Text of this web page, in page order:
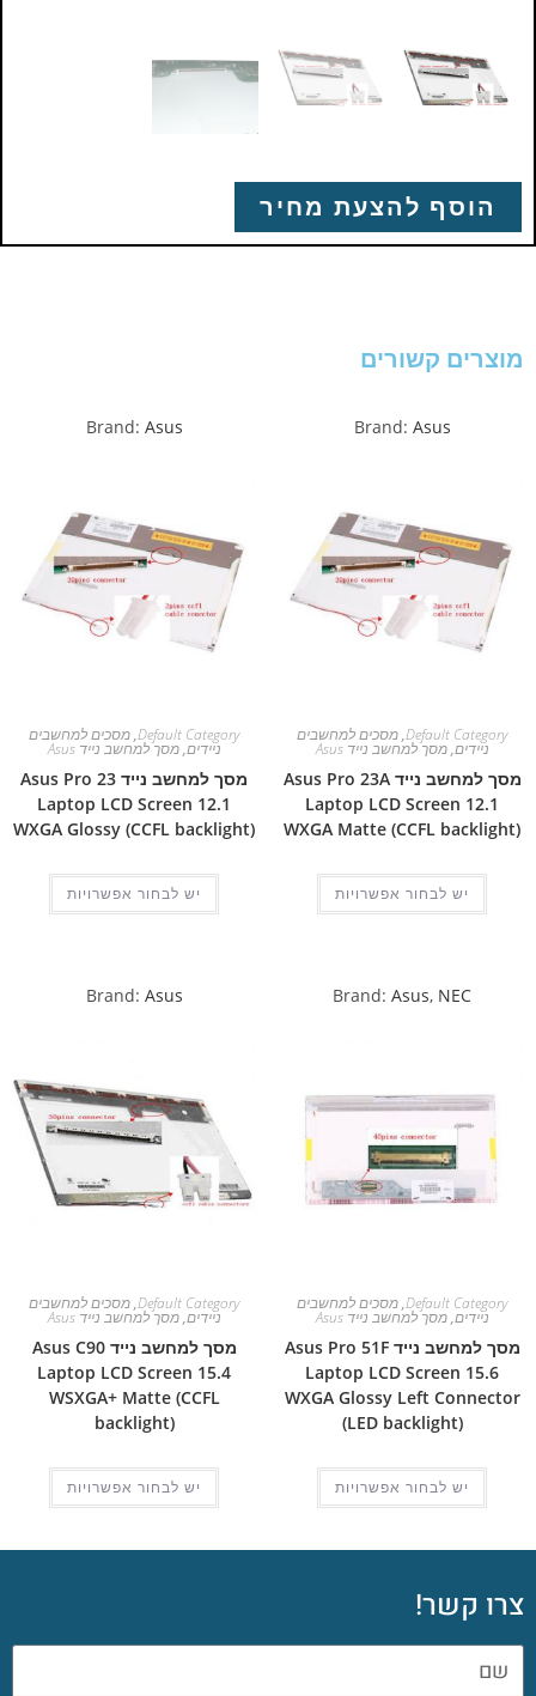
הוסף להצעת מחיר
מוצרים קשורים
Brand: Asus
Default Category
,מסכים למחשבים
ניידים,מסך למחשב נייד Asus
מסך למחשב נייד Asus Pro 23A
Laptop LCD Screen 12.1
WXGA Matte (CCFL backlight)
יש לבחור אפשרויות
Brand: Asus
Default Category
,מסכים למחשבים
ניידים,מסך למחשב נייד Asus
מסך למחשב נייד Asus Pro 23
Laptop LCD Screen 12.1
WXGA Glossy (CCFL backlight)
יש לבחור אפשרויות
Brand: Asus, NEC
Default Category
,מסכים למחשבים
ניידים,מסך למחשב נייד Asus
מסך למחשב נייד Asus Pro 51F
Laptop LCD Screen 15.6
WXGA Glossy Left Connector
(LED backlight)
יש לבחור אפשרויות
Brand: Asus
Default Category
,מסכים למחשבים
ניידים,מסך למחשב נייד Asus
מסך למחשב נייד Asus C90
Laptop LCD Screen 15.4
WSXGA+ Matte (CCFL
backlight)
יש לבחור אפשרויות
צרו קשר!